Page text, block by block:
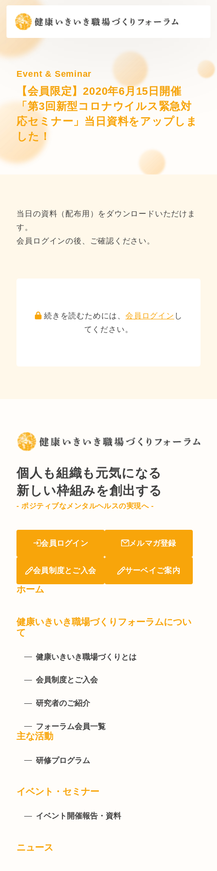
Event & Seminar
【会員限定】2020年6月15日開催
「第3回新型コロナウイルス緊急対
応セミナー」当日資料をアップしま
した！
当日の資料（配布用）をダウンロードいただけま
す。
会員ログインの後、ご確認ください。
続きを読むためには、 会員ログイン し
てください。
個人も組織も元気になる
新しい枠組みを創出する
- ポジティブなメンタルヘルスの実現へ -
会員ログイン メルマガ登録
会員制度とご入会 サーベイご案内
ホーム
健康いきいき職場づくりフォーラムについ
て
健康いきいき職場づくりとは
会員制度とご入会
研究者のご紹介
フォーラム会員一覧
主な活動
研修プログラム
イベント・セミナー
イベント開催報告・資料
ニュース